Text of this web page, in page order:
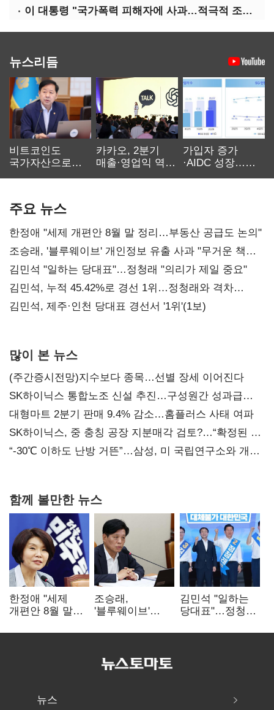
이 대통령 "국가폭력 피해자에 사과…적극적 조사로 진실 밝혀야"
뉴스리듬
비트코인도
국가자산으로…'
카카오, 2분기
매출·영업익 역대
가입자 증가
·AIDC 성장…
주요 뉴스
한정애 "세제 개편안 8월 말 정리…부동산 공급도 논의"
조승래, '블루웨이브' 개인정보 유출 사과 "무거운 책임
통감"
김민석 "일하는 당대표"…정청래 "의리가 제일 중요"
김민석, 누적 45.42%로 경선 1위…정청래와 격차
0.86%p(2보)
김민석, 제주·인천 당대표 경선서 '1위'(1보)
많이 본 뉴스
(주간증시전망)지수보다 종목…선별 장세 이어진다
SK하이닉스 통합노조 신설 추진…구성원간 성과급
불만 확산
대형마트 2분기 판매 9.4% 감소…홈플러스 사태 여파
SK하이닉스, 중 충칭 공장 지분매각 검토?…“확정된 바
없어”
“-30℃ 이하도 난방 거뜬”…삼성, 미 국립연구소와 개발
함께 볼만한 뉴스
한정애 "세제
개편안 8월 말
공급도 논의"
조승래,
'블루웨이브'
사과 "무거운
김민석 "일하는
당대표"…정청래
중요"
뉴스